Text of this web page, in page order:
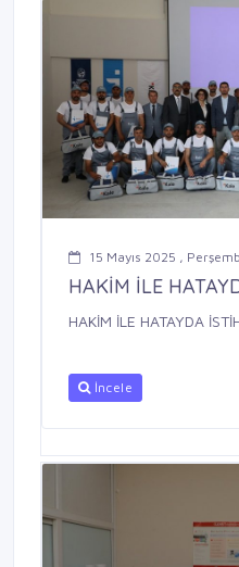
15 Mayıs 2025 ,
HAKİM İLE
HAKİM İLE HATAYDA
İncele